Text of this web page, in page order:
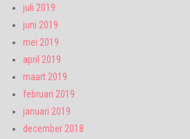
juli 2019
juni 2019
mei 2019
april 2019
maart 2019
februari 2019
januari 2019
december 2018